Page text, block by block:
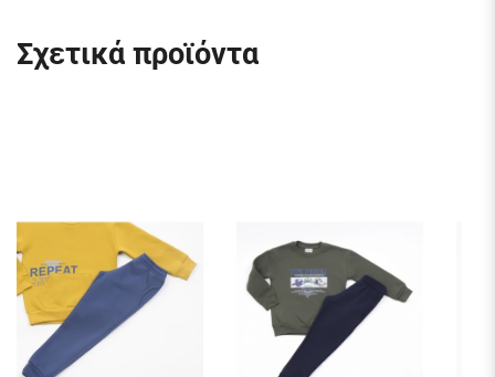
Σχετικά προϊόντα